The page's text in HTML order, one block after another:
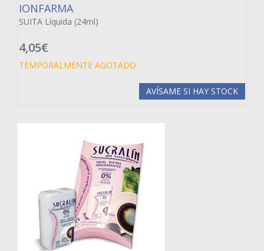
IONFARMA
SUITA Líquida (24ml)
4,05€
TEMPORALMENTE AGOTADO
AVÍSAME SI HAY STOCK